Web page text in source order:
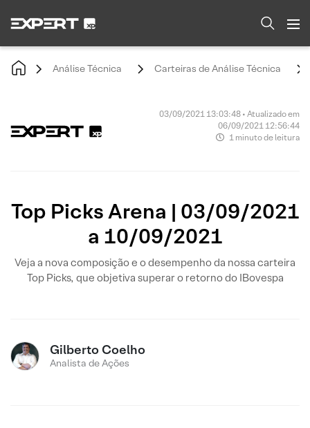
Análise Técnica Carteiras de Análise Técnica
03/09/2021 13:03:48 • Atualizado em
06/09/2021 12:56:44
1 minuto de leitura
Top Picks Arena | 03/09/2021
a 10/09/2021
Veja a nova composição e o desempenho da nossa carteira
Top Picks, que objetiva superar o retorno do IBovespa
Gilberto Coelho
Analista de Ações